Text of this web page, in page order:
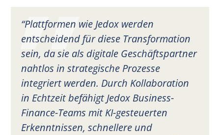
“Plattformen wie Jedox werden
entscheidend für diese Transformation
sein, da sie als digitale Geschäftspartner
nahtlos in strategische Prozesse
integriert werden. Durch Kollaboration
in Echtzeit befähigt Jedox Business-
Finance-Teams mit KI-gesteuerten
Erkenntnissen, schnellere und